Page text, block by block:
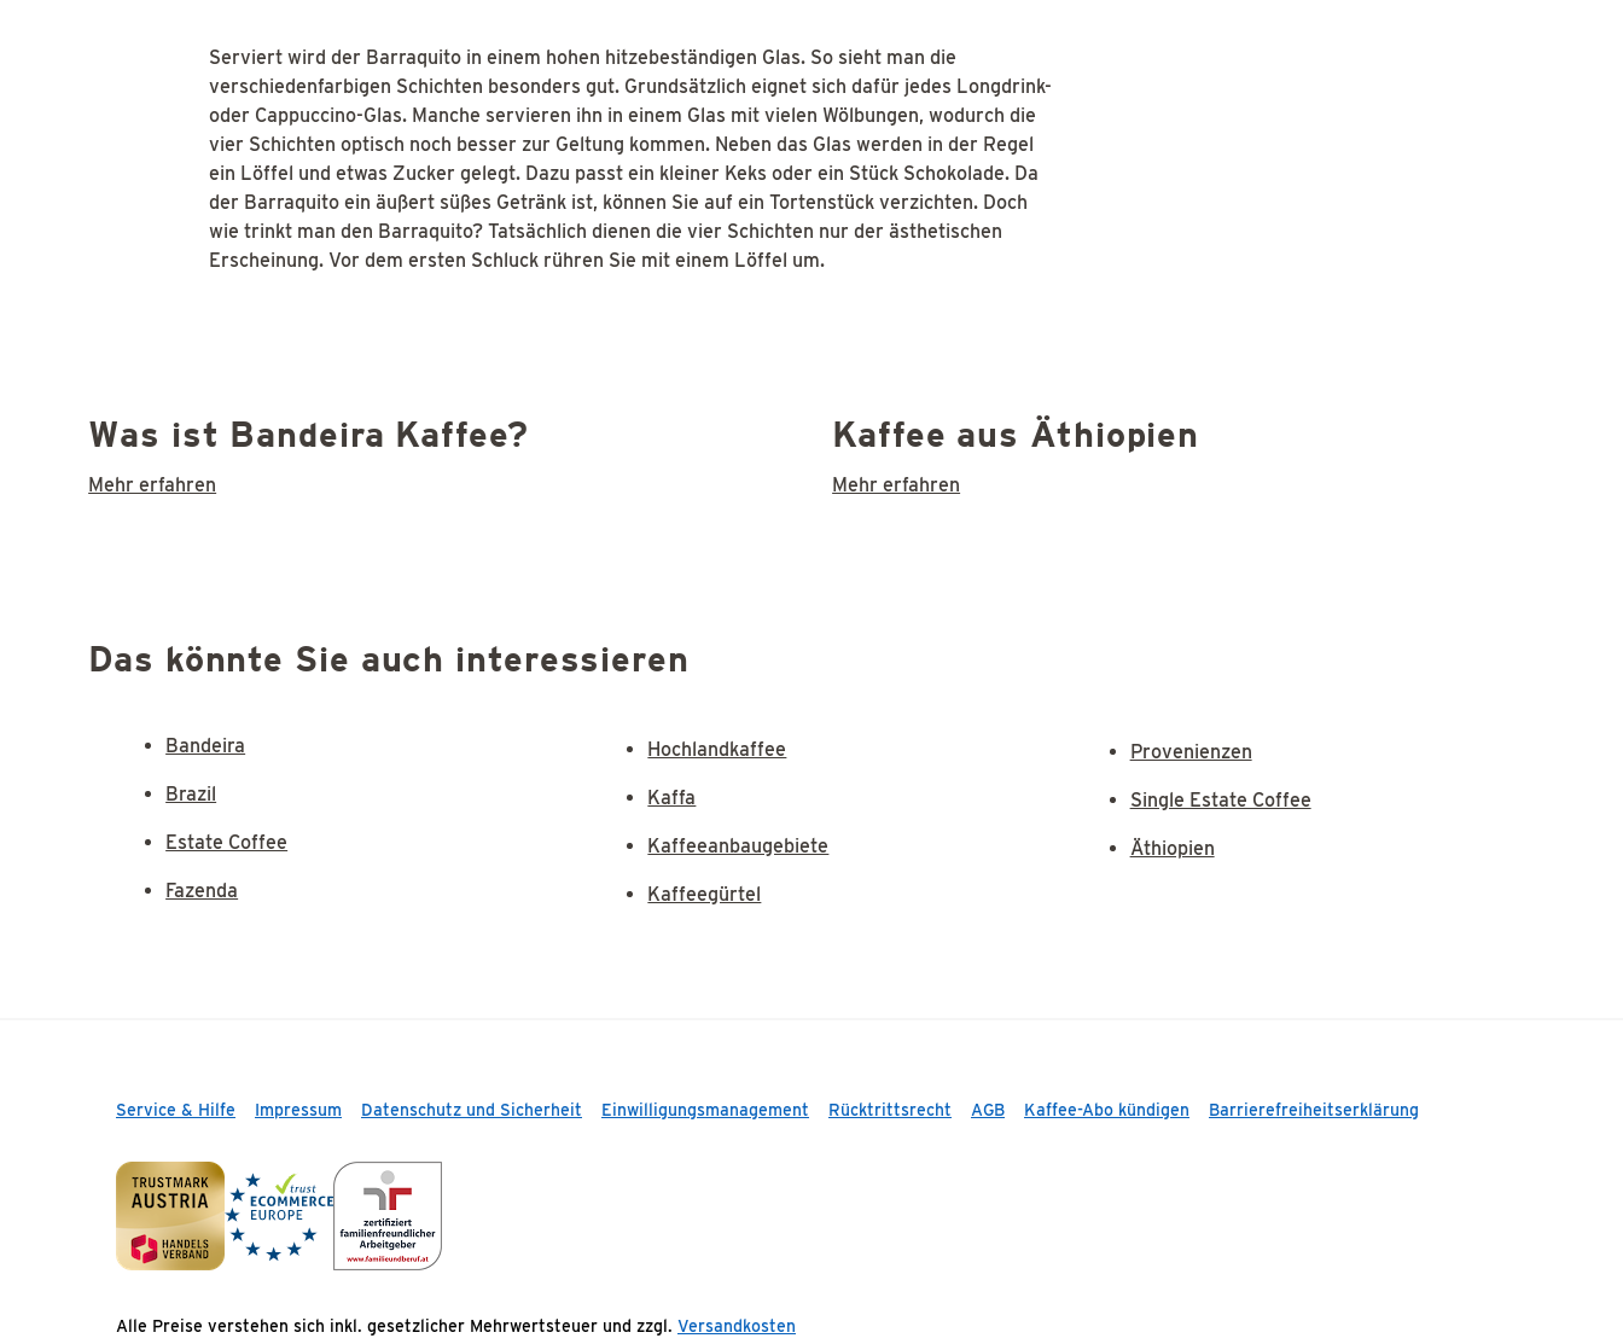
Serviert wird der Barraquito in einem hohen hitzebeständigen Glas. So sieht man die
verschiedenfarbigen Schichten besonders gut. Grundsätzlich eignet sich dafür jedes Longdrink-
oder Cappuccino-Glas. Manche servieren ihn in einem Glas mit vielen Wölbungen, wodurch die
vier Schichten optisch noch besser zur Geltung kommen. Neben das Glas werden in der Regel
ein Löffel und etwas Zucker gelegt. Dazu passt ein kleiner Keks oder ein Stück Schokolade. Da
der Barraquito ein äußert süßes Getränk ist, können Sie auf ein Tortenstück verzichten. Doch
wie trinkt man den Barraquito? Tatsächlich dienen die vier Schichten nur der ästhetischen
Erscheinung. Vor dem ersten Schluck rühren Sie mit einem Löffel um.
Was ist Bandeira Kaffee?
Mehr erfahren
Kaffee aus Äthiopien
Mehr erfahren
Das könnte Sie auch interessieren
Bandeira
Brazil
Estate Coffee
Fazenda
Hochlandkaffee
Kaffa
Kaffeeanbaugebiete
Kaffeegürtel
Provenienzen
Single Estate Coffee
Äthiopien
Service & Hilfe Impressum Datenschutz und Sicherheit Einwilligungsmanagement Rücktrittsrecht AGB Kaffee-Abo kündigen Barrierefreiheitserklärung
Alle Preise verstehen sich inkl. gesetzlicher Mehrwertsteuer und zzgl. Versandkosten